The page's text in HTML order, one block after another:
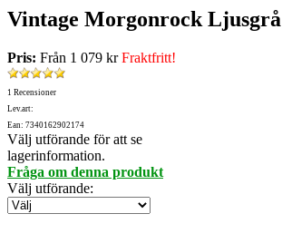
Vintage Morgonrock Ljusgrå
Pris: Från 1 079 krFraktfritt!
1 Recensioner
Lev.art:
Ean: 7340162902174
Välj utförande för att se
lagerinformation.
Fråga om denna produkt
Välj utförande: